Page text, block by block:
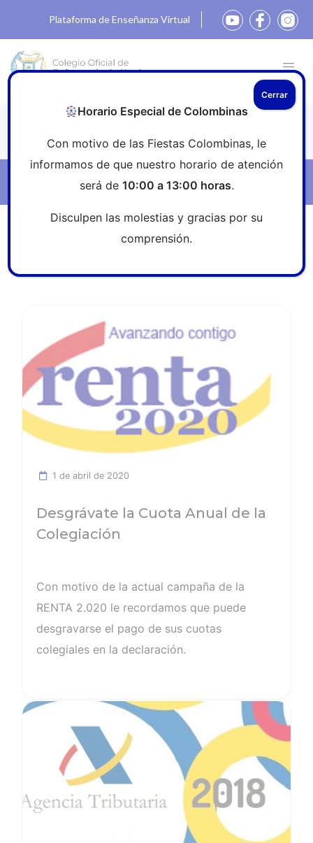
Plataforma de Enseñanza Virtual
»AEAT
1 de abril de 2020
Desgrávate la Cuota Anual de la
Colegiación
Con motivo de la actual campaña de la
RENTA 2.020 le recordamos que puede
desgravarse el pago de sus cuotas
colegiales en la declaración.
Ver noticia
Horario Especial de Colombinas
Con motivo de las Fiestas Colombinas, le
informamos de que nuestro horario de atención
será de 10:00 a 13:00 horas.
Disculpen las molestias y gracias por su
comprensión.
Cerrar